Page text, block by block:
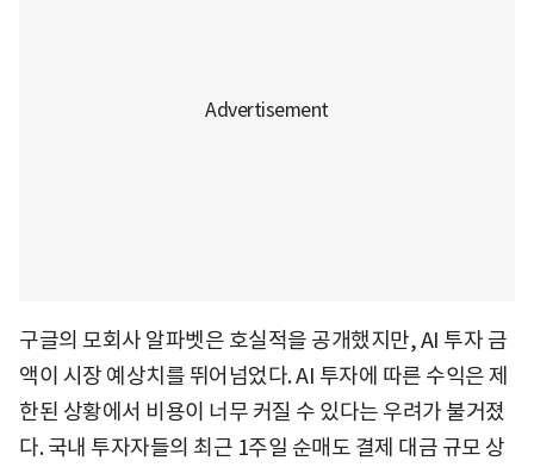
구글의 모회사 알파벳은 호실적을 공개했지만, AI 투자 금
액이 시장 예상치를 뛰어넘었다. AI 투자에 따른 수익은 제
한된 상황에서 비용이 너무 커질 수 있다는 우려가 불거졌
다. 국내 투자자들의 최근 1주일 순매도 결제 대금 규모 상